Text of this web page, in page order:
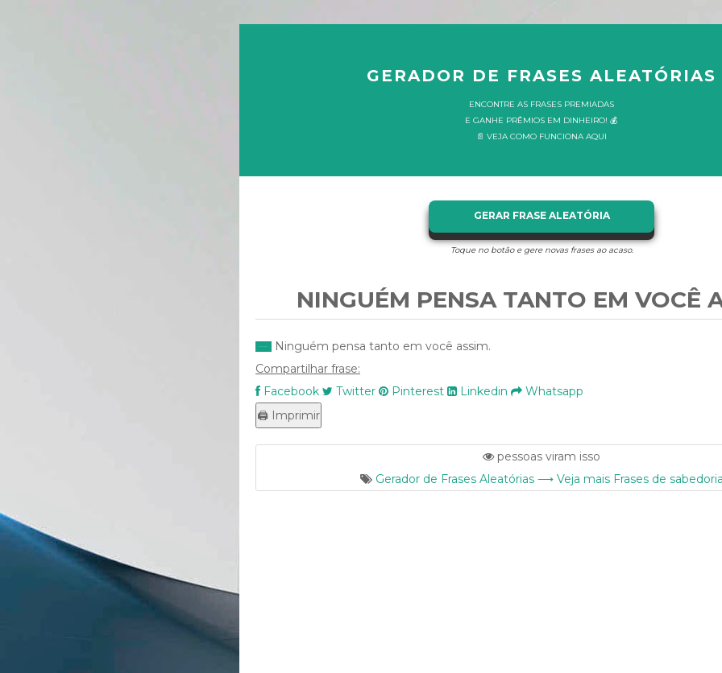
GERADOR DE FRASES ALEATÓRIAS
ENCONTRE AS FRASES PREMIADAS
E GANHE PRÊMIOS EM DINHEIRO! 💰
📄 VEJA COMO FUNCIONA AQUI
GERAR FRASE ALEATÓRIA
Toque no botão e gere novas frases ao acaso.
NINGUÉM PENSA TANTO EM VOCÊ
Ninguém pensa tanto em você assim.
Compartilhar frase:
Facebook
Twitter Pinterest Linkedin Whatsapp
pessoas viram isso
Gerador de Frases Aleatórias ⟶ Veja mais Frases de